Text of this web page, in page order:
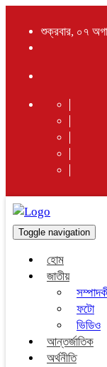
শুক্রবার, ০৭
Toggle navigation
হোম
জাতীয়
ফটো
ভিডিও
আন্তর্জাতিক
অর্থনীতি